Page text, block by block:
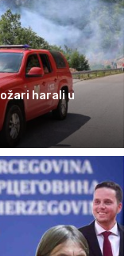
harali u